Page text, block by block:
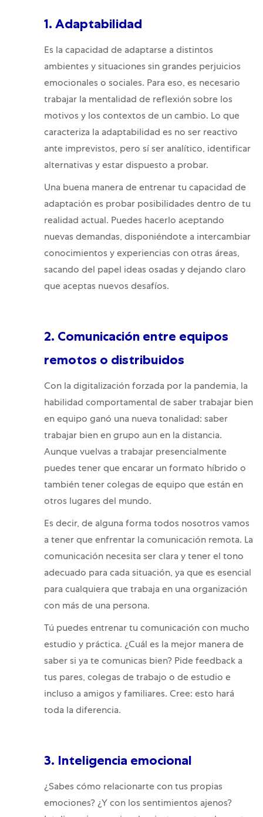
1. Adaptabilidad
Es la capacidad de adaptarse a distintos
ambientes y situaciones sin grandes perjuicios
emocionales o sociales. Para eso, es necesario
trabajar la mentalidad de reflexión sobre los
motivos y los contextos de un cambio. Lo que
caracteriza la adaptabilidad es no ser reactivo
ante imprevistos, pero sí ser analítico, identificar
alternativas y estar dispuesto a probar.
Una buena manera de entrenar tu capacidad de
adaptación es probar posibilidades dentro de tu
realidad actual. Puedes hacerlo aceptando
nuevas demandas, disponiéndote a intercambiar
conocimientos y experiencias con otras áreas,
sacando del papel ideas osadas y dejando claro
que aceptas nuevos desafíos.
2. Comunicación entre equipos
remotos o distribuidos
Con la digitalización forzada por la pandemia, la
habilidad comportamental de saber trabajar bien
en equipo ganó una nueva tonalidad: saber
trabajar bien en grupo aun en la distancia.
Aunque vuelvas a trabajar presencialmente
puedes tener que encarar un formato híbrido o
también tener colegas de equipo que están en
otros lugares del mundo.
Es decir, de alguna forma todos nosotros vamos
a tener que enfrentar la comunicación remota. La
comunicación necesita ser clara y tener el tono
adecuado para cada situación, ya que es esencial
para cualquiera que trabaja en una organización
con más de una persona.
Tú puedes entrenar tu comunicación con mucho
estudio y práctica. ¿Cuál es la mejor manera de
saber si ya te comunicas bien? Pide feedback a
tus pares, colegas de trabajo o de estudio e
incluso a amigos y familiares. Cree: esto hará
toda la diferencia.
3. Inteligencia emocional
¿Sabes cómo relacionarte con tus propias
emociones? ¿Y con los sentimientos ajenos?